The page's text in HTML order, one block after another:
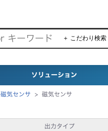
＋ こだわり検索
ソリューション
磁気センサ > 磁気センサ
出力タイプ